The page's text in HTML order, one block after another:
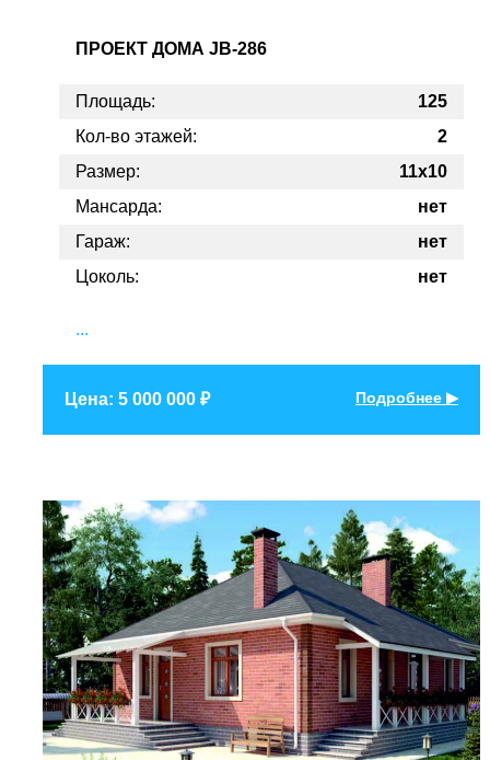
ПРОЕКТ ДОМА JB-286
Площадь:
125
Кол-во этажей:
2
Размер:
11x10
Мансарда:
нет
Гараж:
нет
Цоколь:
нет
...
Цена: 5 000 000 ₽ Подробнее ▶